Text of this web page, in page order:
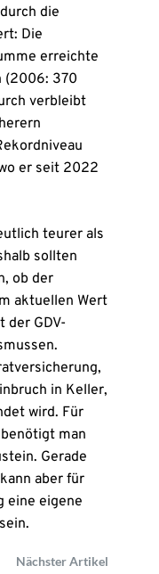
die
Die
erreichte
(2006: 370
verbleibt
er seit 2022
teurer als
sollten
ob der
aktuellen Wert
der GDV-
in Keller,
wird. Für
man
Gerade
aber für
eine eigene
Nächster Artikel